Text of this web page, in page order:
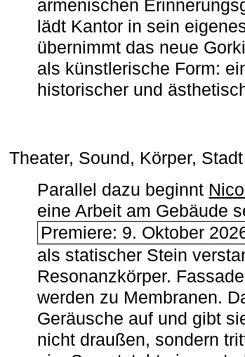
armenischen
lädt Kantor in sein
übernimmt das neue
als künstlerische Form:
historischer und
Theater, Sound, Körper, Stadt
Parallel dazu beginnt
eine Arbeit am Gebäude
Premiere: 9. Oktober
als statischer Stein
Resonanzkörper.
werden zu Membranen.
Geräusche auf und gibt
nicht draußen, sondern